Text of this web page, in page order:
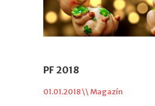
PF 2018
01.01.2018 \\ Magazín